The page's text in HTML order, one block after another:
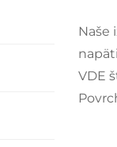
Naše
VDE